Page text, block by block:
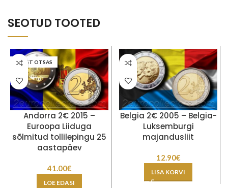
SEOTUD TOOTED
LAOST OTSAS
Andorra 2€ 2015 –
Euroopa Liiduga
sõlmitud tollilepingu 25
aastapäev
41.00€
LOE EDASI
Belgia 2€ 2005 – Belgia-
Luksemburgi
majandusliit
12.90€
LISA KORVI